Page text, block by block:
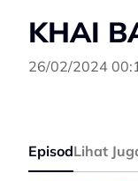
KHAI
26/02/2024
EpisodLihat